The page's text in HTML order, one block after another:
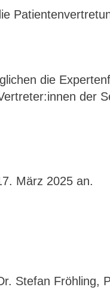
die
der
März 2025 an.
Stefan Fröhling,